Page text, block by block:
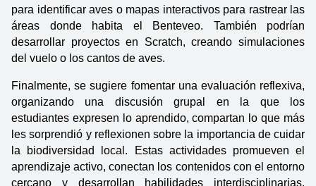
para identificar aves o mapas interactivos para rastrear las
áreas donde habita el Benteveo. También podrían
desarrollar proyectos en Scratch, creando simulaciones
del vuelo o los cantos de aves.
Finalmente, se sugiere fomentar una evaluación reflexiva,
organizando una discusión grupal en la que los
estudiantes expresen lo aprendido, compartan lo que más
les sorprendió y reflexionen sobre la importancia de cuidar
la biodiversidad local. Estas actividades promueven el
aprendizaje activo, conectan los contenidos con el entorno
cercano y desarrollan habilidades interdisciplinarias,